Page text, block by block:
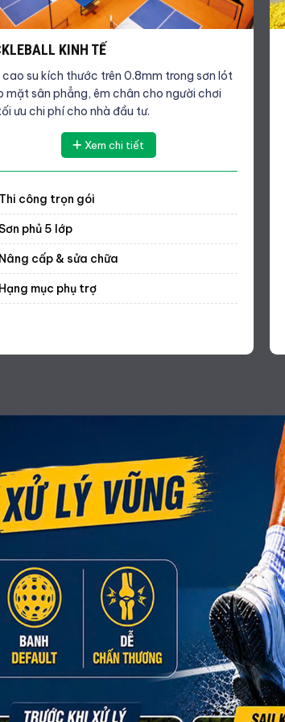
KINH TẾ
cao su kích thước trên 0.8mm trong sơn lót
mặt sân phẳng, êm chân cho người chơi
Xem chi tiết
Thi công trọn gói
Sơn phủ 5 lớp
Nâng cấp & sửa chữa
Hạng mục phụ trợ